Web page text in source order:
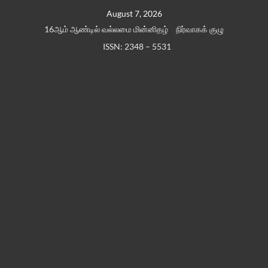
August 7, 2026
16ஆம் ஆண்டில் வல்லமை மின்னிதழ்
நிர்வாகக் குழு
ISSN: 2348 – 5531